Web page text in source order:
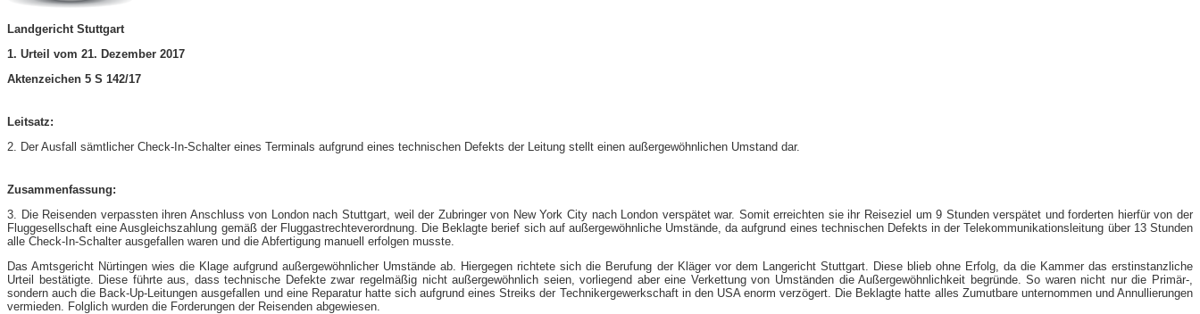
Landgericht Stuttgart
1. Urteil vom 21. Dezember 2017
Aktenzeichen 5 S 142/17
Leitsatz:
2. Der Ausfall sämtlicher Check-In-Schalter eines Terminals aufgrund eines technischen Defekts der Leitung stellt einen außergewöhnlichen Umstand dar.
Zusammenfassung:
3. Die Reisenden verpassten ihren Anschluss von London nach Stuttgart, weil der Zubringer von New York City nach London verspätet war. Somit erreichten sie ihr Reiseziel um 9 Stunden verspätet und forderten hierfür von der
Fluggesellschaft eine Ausgleichszahlung gemäß der Fluggastrechteverordnung. Die Beklagte berief sich auf außergewöhnliche Umstände, da aufgrund eines technischen Defekts in der Telekommunikationsleitung über 13 Stunden
alle Check-In-Schalter ausgefallen waren und die Abfertigung manuell erfolgen musste.
Das Amtsgericht Nürtingen wies die Klage aufgrund außergewöhnlicher Umstände ab. Hiergegen richtete sich die Berufung der Kläger vor dem Langericht Stuttgart. Diese blieb ohne Erfolg, da die Kammer das erstinstanzliche
Urteil bestätigte. Diese führte aus, dass technische Defekte zwar regelmäßig nicht außergewöhnlich seien, vorliegend aber eine Verkettung von Umständen die Außergewöhnlichkeit begründe. So waren nicht nur die Primär-,
sondern auch die Back-Up-Leitungen ausgefallen und eine Reparatur hatte sich aufgrund eines Streiks der Technikergewerkschaft in den USA enorm verzögert. Die Beklagte hatte alles Zumutbare unternommen und Annullierungen
vermieden. Folglich wurden die Forderungen der Reisenden abgewiesen.